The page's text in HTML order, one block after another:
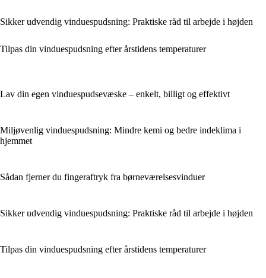
Sikker udvendig vinduespudsning: Praktiske råd til arbejde i højden
Tilpas din vinduespudsning efter årstidens temperaturer
Lav din egen vinduespudsevæske – enkelt, billigt og effektivt
Miljøvenlig vinduespudsning: Mindre kemi og bedre indeklima i
hjemmet
Sådan fjerner du fingeraftryk fra børneværelsesvinduer
Sikker udvendig vinduespudsning: Praktiske råd til arbejde i højden
Tilpas din vinduespudsning efter årstidens temperaturer